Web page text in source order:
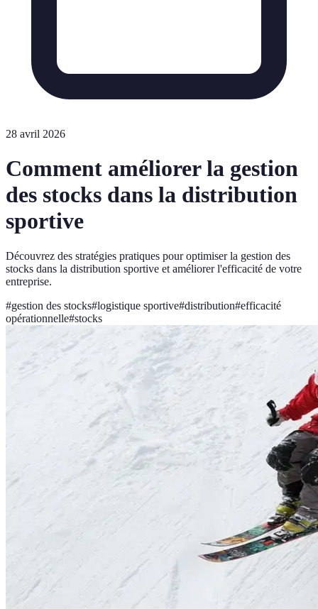
28 avril 2026
Comment améliorer la gestion
des stocks dans la distribution
sportive
Découvrez des stratégies pratiques pour optimiser la gestion des
stocks dans la distribution sportive et améliorer l'efficacité de votre
entreprise.
#gestion des stocks#logistique sportive#distribution#efficacité
opérationnelle#stocks